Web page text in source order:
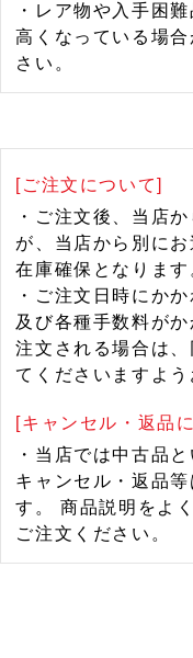
・レア物や入手困
高くなっている場
さい。
[ご注文について]
・ご注文後、当店
が、当店から別に
在庫確保となります
・ご注文日時にか
及び各種手数料が
注文される場合は
てくださいますよう
[キャンセル・返品
・当店では中古品
キャンセル・返品
す。 商品説明をよ
ご注文ください。